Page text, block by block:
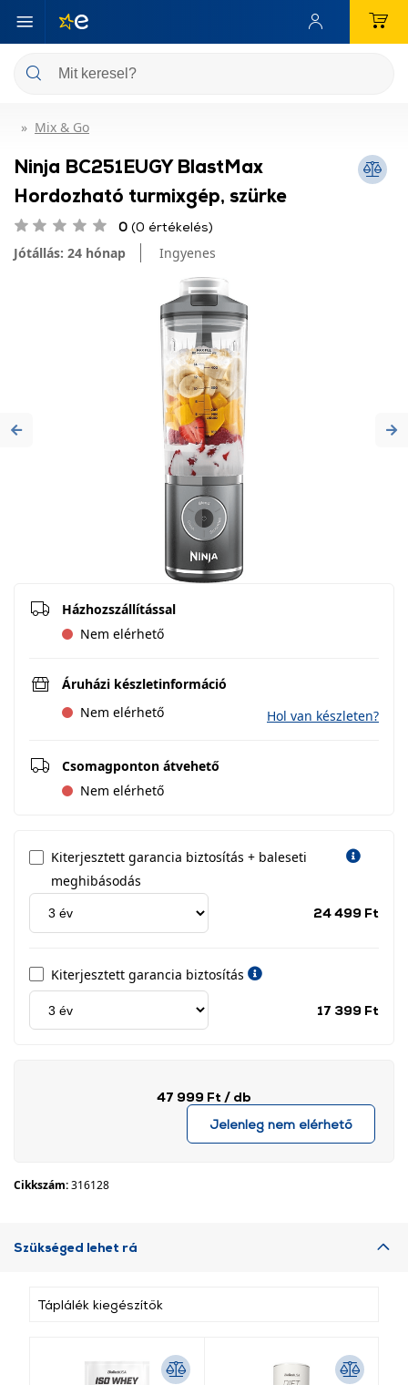
Mix & Go
Ninja BC251EUGY BlastMax
Hordozható turmixgép, szürke
0 (0 értékelés)
Jótállás: 24 hónap Ingyenes
Previous
Házhozszállítással
Nem elérhető
Áruházi készletinformáció
Nem elérhető
Hol van készleten?
Csomagponton átvehető
Nem elérhető
Kiterjesztett garancia biztosítás + baleseti
meghibásodás
24 499 Ft
Kiterjesztett garancia biztosítás
17 399 Ft
47 999 Ft / db
Jelenleg nem elérhető
Cikkszám:316128
Szükséged lehet rá
Táplálék kiegészítők